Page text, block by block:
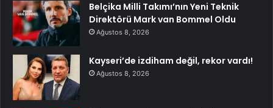
Belçika Milli Takımı’nın Yeni Teknik
Direktörü Mark van Bommel Oldu
Ağustos 8, 2026
Kayseri’de izdiham değil, rekor vardı!
Ağustos 8, 2026